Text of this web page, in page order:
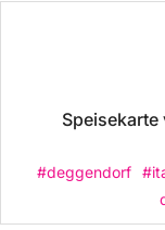
Speisekarte
#deggendorf